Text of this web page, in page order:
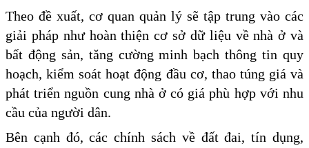
Theo đề xuất, cơ quan quản lý sẽ tập trung vào các
giải pháp như hoàn thiện cơ sở dữ liệu về nhà ở và
bất động sản, tăng cường minh bạch thông tin quy
hoạch, kiểm soát hoạt động đầu cơ, thao túng giá và
phát triển nguồn cung nhà ở có giá phù hợp với nhu
cầu của người dân.
Bên cạnh đó, các chính sách về đất đai, tín dụng,